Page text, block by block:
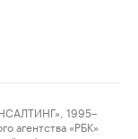
1995–
агентства «РБК»